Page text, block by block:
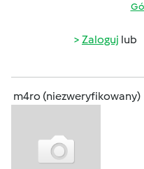
Zaloguj lub
m4ro (niezweryfikowany)